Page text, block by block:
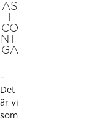
AS
CO
NTI
GA
–
Det
är vi
som